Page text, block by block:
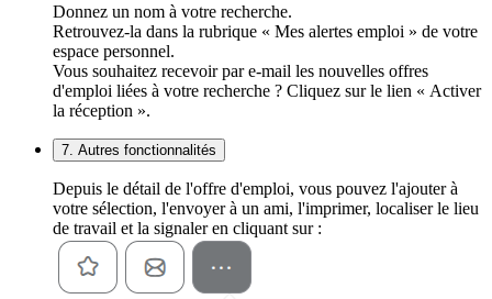
Donnez un nom à votre recherche.
Retrouvez-la dans la rubrique « Mes alertes emploi » de votre
espace personnel.
Vous souhaitez recevoir par e-mail les nouvelles offres
d'emploi liées à votre recherche ? Cliquez sur le lien « Activer
la réception ».
7. Autres fonctionnalités
Depuis le détail de l'offre d'emploi, vous pouvez l'ajouter à
votre sélection, l'envoyer à un ami, l'imprimer, localiser le lieu
de travail et la signaler en cliquant sur :